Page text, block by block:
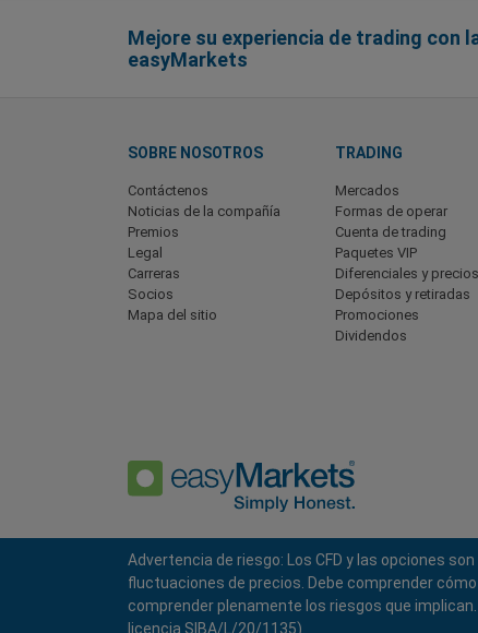
Mejore su experiencia de trading con
easyMarkets
SOBRE NOSOTROS
Contáctenos
Noticias de la compañía
Premios
Legal
Carreras
Socios
Mapa del sitio
TRADING
Mercados
Formas de operar
Cuenta de trading
Paquetes VIP
Diferenciales y precios
Depósitos y retiradas
Promociones
Dividendos
Política de Privacidad Términos y Condiciones
Advertencia de riesgo: Los CFD y las opciones
fluctuaciones de precios. Debe comprender
comprender plenamente los riesgos que
licencia SIBA/L/20/1135).